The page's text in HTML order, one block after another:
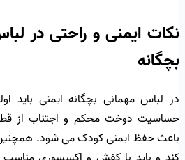
نکات ایمنی و راحتی در
بچگانه
در لباس مهمانی بچگانه ایمنی باید
حساسیت دوخت محکم و اجتناب از
باعث حفظ ایمنی کودک می شود.